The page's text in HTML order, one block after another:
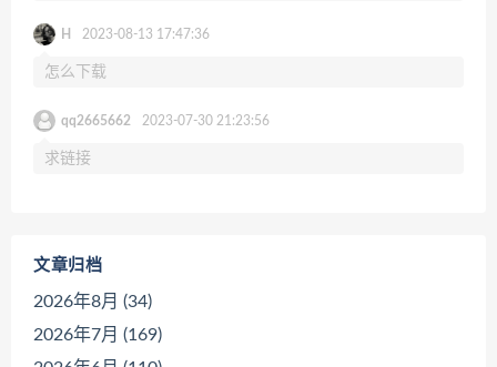
H 2023-08-13 17:47:36
怎么下载
qq2665662 2023-07-30 21:23:56
求链接
文章归档
2026年8月 (34)
2026年7月 (169)